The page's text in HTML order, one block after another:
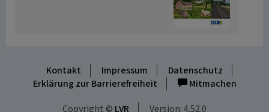
Kontakt Impressum
Datenschutz
Erklärung zur Barrierefreiheit
Mitmachen
Copyright © LVR Version: 4.52.0